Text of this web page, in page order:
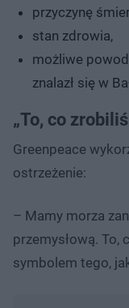
przyczynę
stan zdrowia,
możliwe
znalazł się w
„To, co
Greenpeace
ostrzeżenie:
– Mamy morza
przemysłową. To,
symbolem tego,